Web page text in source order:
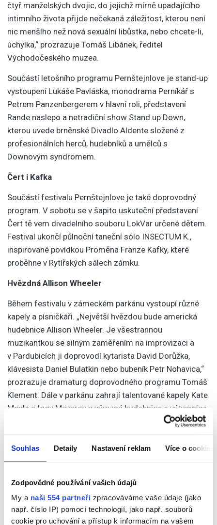
Souhlas Detaily Nastavení reklam Více o cookies
Zodpovědné používání vašich údajů
My a naši 554 partneři zpracováváme vaše údaje (jako
např. číslo IP) pomocí technologií, jako např. souborů
cookie pro uchování a přístup k informacím na vašem
čtyř manželských dvojic, do jejichž mírně upadajícího
intimního života přijde nečekaná záležitost, kterou není
nic menšího než nová sexuální libůstka, nebo chcete-li,
úchylka,“ prozrazuje Tomáš Libánek, ředitel
Východočeského muzea.
Součástí letošního programu Pernštejnlove je stand-up
vystoupení Lukáše Pavláska, monodrama Perníkář s
Petrem Panzenbergerem v hlavní roli, představení
Rande naslepo a netradiční show Stand up Down,
kterou uvede brněnské Divadlo Aldente složené z
profesionálních herců, hudebníků a umělců s
Downovým syndromem.
Čert i Kafka
Součástí festivalu Pernštejnlove je také doprovodný
program. V sobotu se v šapito uskuteční představení
Čert tě vem divadelního souboru LokVar určené dětem.
Festival ukončí půlnoční taneční sólo INSECTUM K.,
inspirované povídkou Proměna Franze Kafky, které
proběhne v Rytířských sálech zámku.
Hvězdná Allison Wheeler
Během festivalu v zámeckém parkánu vystoupí různé
kapely a písničkáři. „Největší hvězdou bude americká
hudebnice Allison Wheeler. Je všestrannou
muzikantkou se silným zaměřením na improvizaci a
v Pardubicích ji doprovodí kytarista David Dorůžka,
klávesista Daniel Bulatkin nebo bubeník Petr Nohavica,“
prozrazuje dramaturg doprovodného programu Tomáš
Klement. Dále v parkánu zahrají talentované kapely Kate
Maple a Iggy Mayerov a výrazná hudebnice a výtvarnice
Martina Trchová. Vstup na všechny koncerty v parkánu
Vstupenky jsou k dispozici na webových stránkách
proběhne na velkém nádvoří, v šapitó na zámeckých
valech a doprovodný hudební blok bude umístěn v
parkánu.